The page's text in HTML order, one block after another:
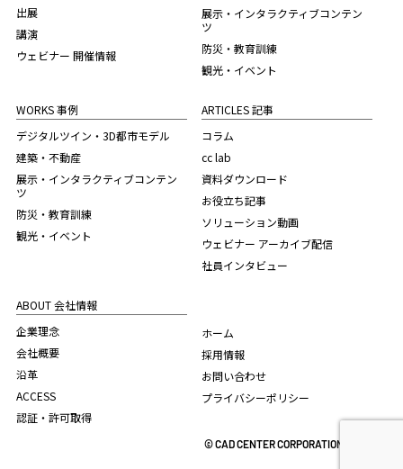
出展
講演
ウェビナー 開催情報
WORKS 事例
デジタルツイン・3D都市モデル
建築・不動産
展示・インタラクティブコンテン
ツ
防災・教育訓練
観光・イベント
展示・インタラクティブコンテン
ツ
防災・教育訓練
観光・イベント
ARTICLES 記事
コラム
cc lab
資料ダウンロード
お役立ち記事
ソリューション動画
ウェビナー アーカイブ配信
社員インタビュー
ABOUT 会社情報
企業理念
会社概要
沿革
ACCESS
認証・許可取得
ホーム
採用情報
お問い合わせ
プライバシーポリシー
© CAD CENTER CORPORATION. 2022